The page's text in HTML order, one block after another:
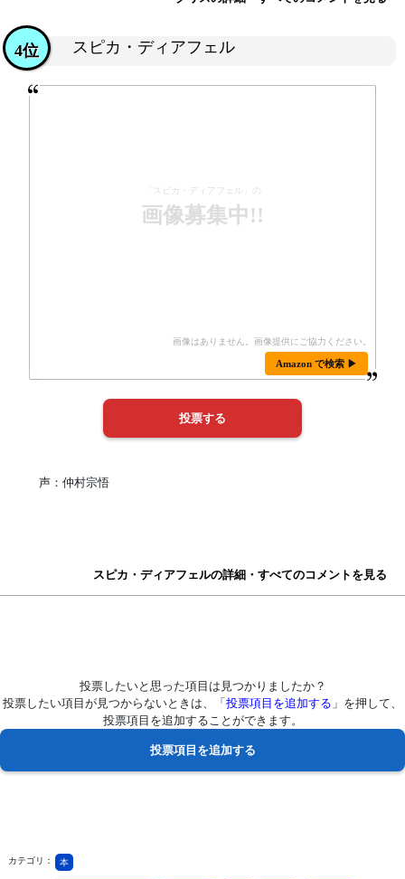
スピカ・ディアフェル
4位
「スピカ・ディアフェル」の
画像募集中!!
Amazon で検索 ▶
声：仲村宗悟
スピカ・ディアフェルの詳細・すべてのコメントを見る
投票したいと思った項目は見つかりましたか？
投票したい項目が見つからないときは、「 投票項目を追加する 」を押して、
投票項目を追加することができます。
カテゴリ： 本